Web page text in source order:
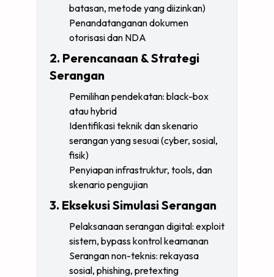
batasan, metode yang diizinkan)
Penandatanganan dokumen
otorisasi dan NDA
2. Perencanaan & Strategi
Serangan
Pemilihan pendekatan: black-box
atau hybrid
Identifikasi teknik dan skenario
serangan yang sesuai (cyber, sosial,
fisik)
Penyiapan infrastruktur, tools, dan
skenario pengujian
3. Eksekusi Simulasi Serangan
Pelaksanaan serangan digital: exploit
sistem, bypass kontrol keamanan
Serangan non-teknis: rekayasa
sosial, phishing, pretexting